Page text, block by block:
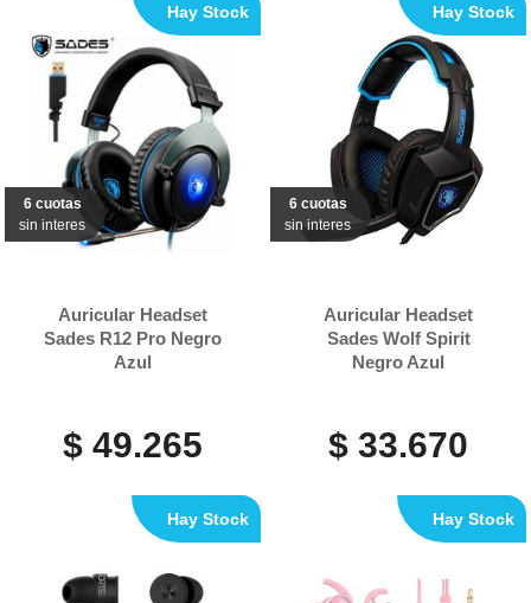
6 cuotas
sin interes
Auricular Headset
Sades R12 Pro Negro
Azul
$ 49.265
Hay Stock
6 cuotas
sin interes
Auricular Headset
Sades Wolf Spirit
Negro Azul
$ 33.670
Hay Stock
Hay Stock Hay Stock